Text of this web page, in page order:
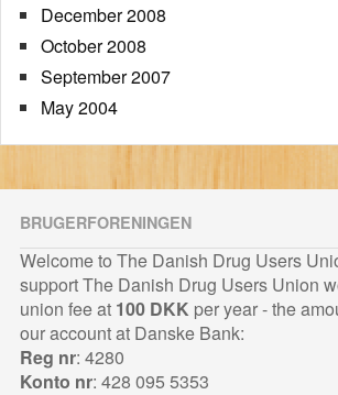
December 2008
October 2008
September 2007
May 2004
BRUGERFORENINGEN
Welcome to The Danish Drug Users
support The Danish Drug Users Union
union fee at 100 DKK per year - the
our account at Danske Bank:
Reg nr: 4280
Konto nr: 428 095 5353